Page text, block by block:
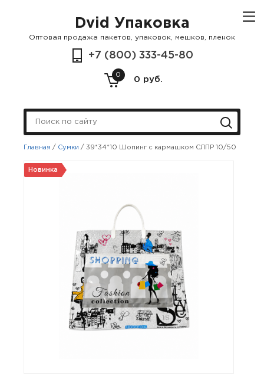
Dvid Упаковка
Оптовая продажа пакетов, упаковок, мешков, пленок
+7 (800) 333-45-80
0
0 руб.
Главная / Сумки / 39*34*10 Шопинг с кармашком СЛПР 10/50
Новинка